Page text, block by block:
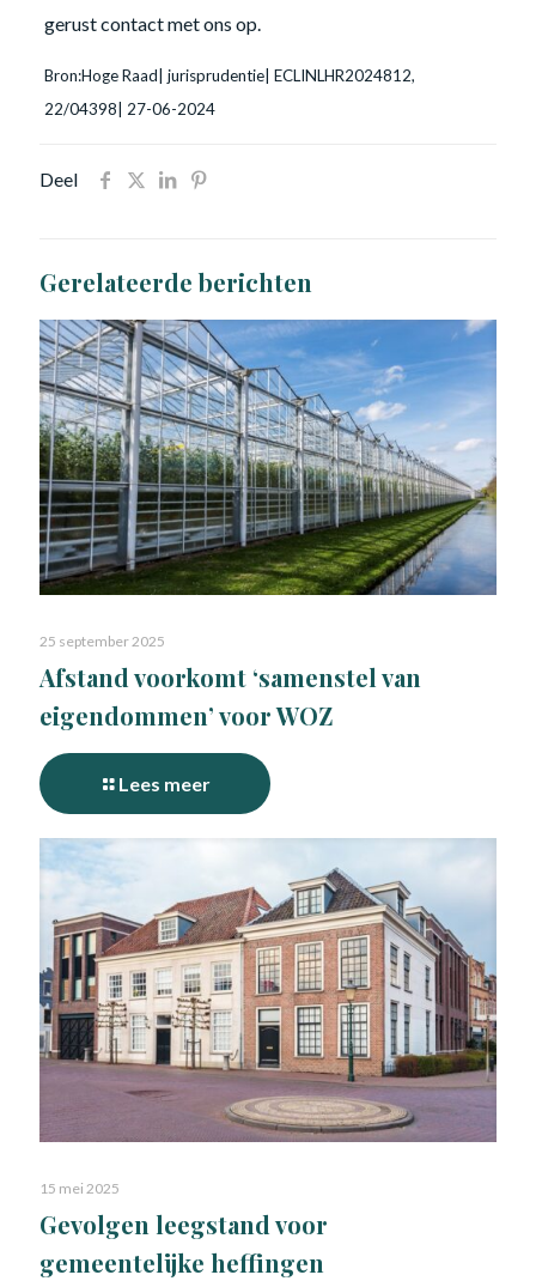
gerust contact met ons op.
Bron:Hoge Raad| jurisprudentie| ECLINLHR2024812,
22/04398| 27-06-2024
Deel
Gerelateerde berichten
25 september 2025
Afstand voorkomt ‘samenstel van
eigendommen’ voor WOZ
Lees meer
15 mei 2025
Gevolgen leegstand voor
gemeentelijke heffingen